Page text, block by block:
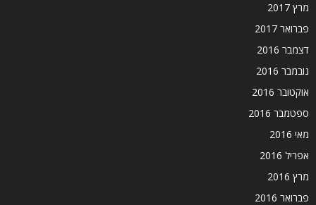
מרץ 2017
פברואר 2017
דצמבר 2016
נובמבר 2016
אוקטובר 2016
ספטמבר 2016
מאי 2016
אפריל 2016
מרץ 2016
פברואר 2016